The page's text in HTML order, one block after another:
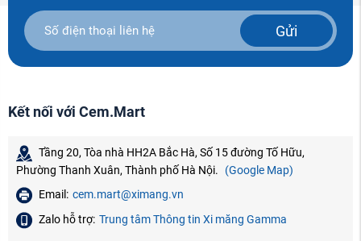
Gửi
Kết nối với Cem.Mart
Tầng 20, Tòa nhà HH2A Bắc Hà, Số 15 đường Tố Hữu,
Phường Thanh Xuân, Thành phố Hà Nội.
(Google Map)
Email: cem.mart@ximang.vn
Zalo hỗ trợ: Trung tâm Thông tin Xi măng Gamma